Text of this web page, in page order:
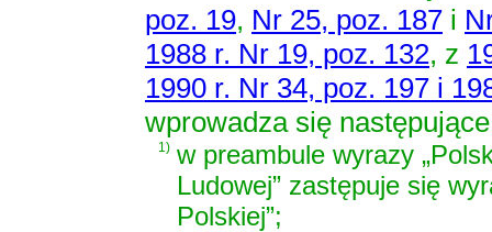
poz. 19, Nr 25, poz. 187 i
1988 r. Nr 19, poz. 132, z
1990 r. Nr 34, poz. 197 i
wprowadza się
1) w preambule wyrazy
Ludowej” zastępuje się
Polskiej”;